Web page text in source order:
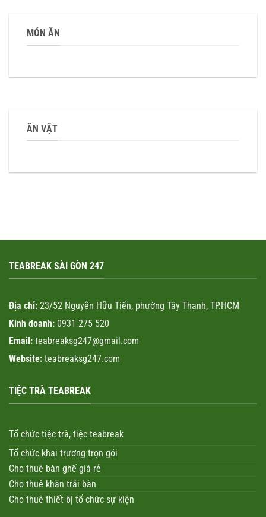
MÓN ĂN
ĂN VẶT
TEABREAK SÀI GÒN 247
Địa chỉ: 23/52 Nguyễn Hữu Tiến, phường Tây Thạnh, TP.HCM
Kinh doanh: 0931 275 520
Email: teabreaksg247@gmail.com
Website: teabreaksg247.com
TIỆC TRÀ TEABREAK
Tổ chức tiệc trà, tiệc teabreak
Tổ chức khai trương trọn gói
Cho thuê bàn ghế giá rẻ
Cho thuê khăn trải bàn
Cho thuê thiết bị tổ chức sự kiện